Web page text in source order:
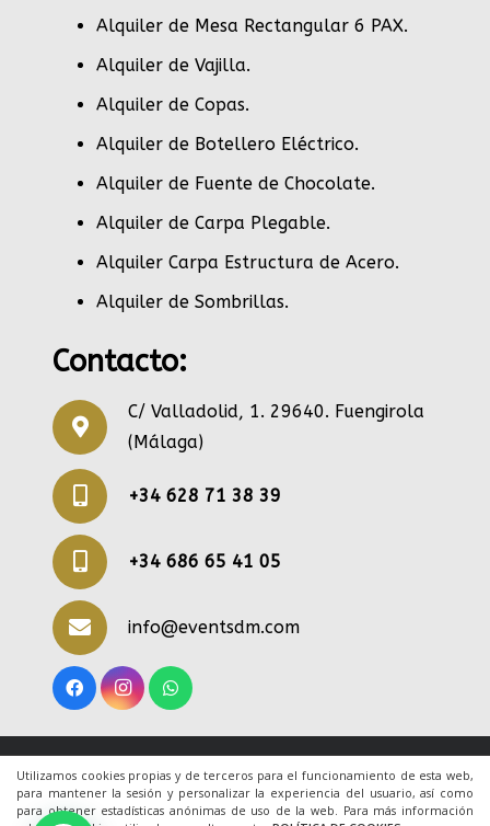
Utilizamos cookies propias y de terceros para el funcionamiento de esta web,
para mantener la sesión y personalizar la experiencia del usuario, así como
para obtener estadísticas anónimas de uso de la web. Para más información
Alquiler de Mesa Rectangular 6 PAX.
Alquiler de Vajilla.
Alquiler de Copas.
Alquiler de Botellero Eléctrico.
Alquiler de Fuente de Chocolate.
Alquiler de Carpa Plegable.
Alquiler Carpa Estructura de Acero.
Alquiler de Sombrillas.
Contacto:
C/ Valladolid, 1. 29640. Fuengirola
(Málaga)
+34 628 71 38 39
+34 686 65 41 05
info@eventsdm.com
© 2020 Todos los derechos reservados. Una web
deACRILONIA